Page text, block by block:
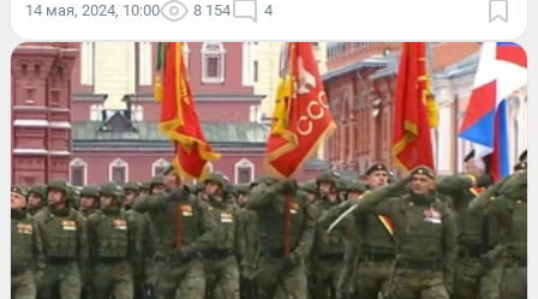
14 мая, 2024, 10:00 8 154 4